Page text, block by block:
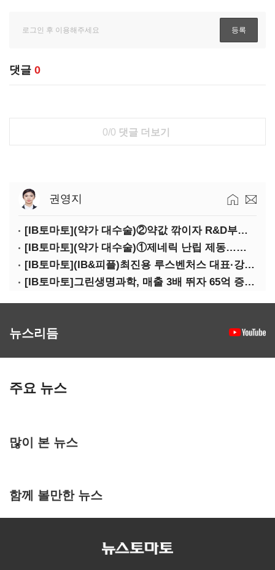
댓글 0
0/0 댓글 더보기
권영지
[IB토마토](약가 대수술)②약값 깎이자 R&D부터 축소…제약업계 비상경영 돌입
[IB토마토](약가 대수술)①제네릭 난립 제동…중소 제약사 수익성 비상
[IB토마토](IB&피플)최진용 루스벤처스 대표·강승순 이사
[IB토마토]그린생명과학, 매출 3배 뛰자 65억 증설…상위 2곳 의존도 82%
뉴스리듬
주요 뉴스
많이 본 뉴스
함께 볼만한 뉴스